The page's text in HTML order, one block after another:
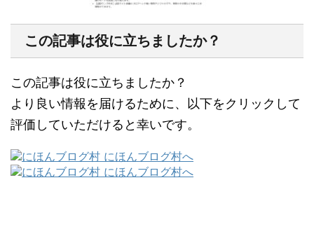
この記事は役に立ちましたか？
この記事は役に立ちましたか？
より良い情報を届けるために、以下をクリックして
評価していただけると幸いです。